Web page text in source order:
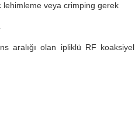
lehimleme veya crimping gerek
aralığı olan ipliklü RF koaksiyel